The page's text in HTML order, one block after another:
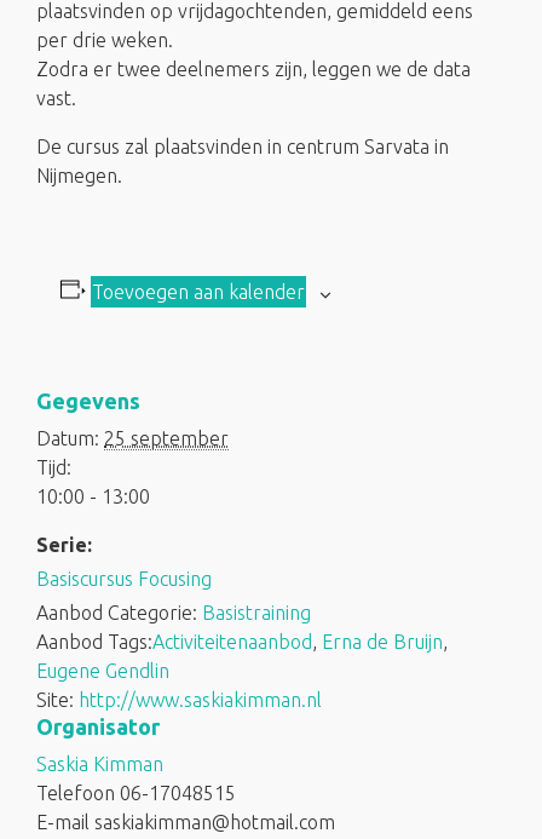
plaatsvinden op vrijdagochtenden, gemiddeld eens
per drie weken.
Zodra er twee deelnemers zijn, leggen we de data
vast.
De cursus zal plaatsvinden in centrum Sarvata in
Nijmegen.
Toevoegen aan kalender
Gegevens
Datum: 25 september
Tijd:
10:00 - 13:00
Serie:
Basiscursus Focusing
Aanbod Categorie: Basistraining
Aanbod Tags:Activiteitenaanbod, Erna de Bruijn,
Eugene Gendlin
Site: http://www.saskiakimman.nl
Organisator
Saskia Kimman
Telefoon 06-17048515
E-mail saskiakimman@hotmail.com